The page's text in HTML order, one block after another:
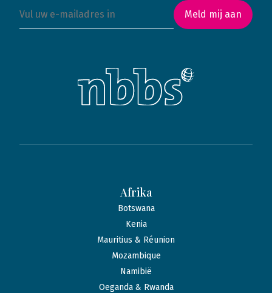
Meld mij aan
Afrika
Botswana
Kenia
Mauritius & Réunion
Mozambique
Namibië
Oeganda & Rwanda